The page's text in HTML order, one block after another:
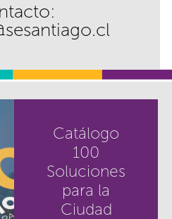
Catálogo
100
Soluciones
para la
Ciudad